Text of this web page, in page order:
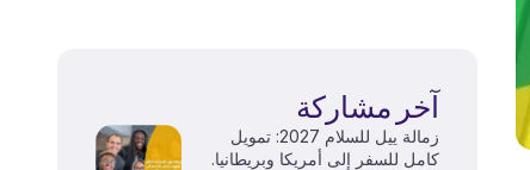
آخر مشاركة
زمالة ييل للسلام 2027: تمويل
كامل للسفر إلى أمريكا وبريطانيا.